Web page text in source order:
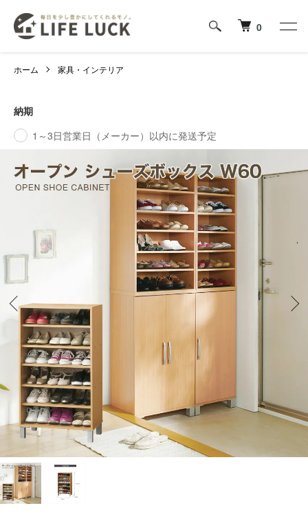
0
ホーム 家具・インテリア
納期
1～3日営業日（メーカー）以内に発送予定